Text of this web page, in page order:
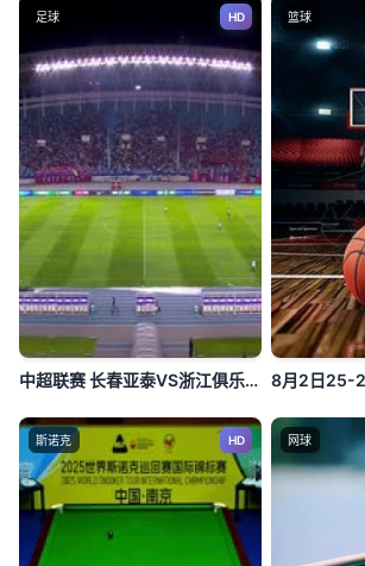
足球 HD
中超联赛 长春亚泰VS浙江俱乐部绿城 20250920
篮球
斯诺克 HD 网球